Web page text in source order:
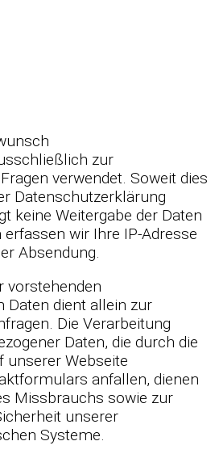
zur
verwendet. Soweit dies
Datenschutzerklärung
keine Weitergabe der Daten
wir Ihre IP-Adresse
Absendung.
vorstehenden
Daten dient allein zur
Die Verarbeitung
Daten, die durch die
unserer Webseite
anfallen, dienen
Missbrauchs sowie zur
unserer
Systeme.